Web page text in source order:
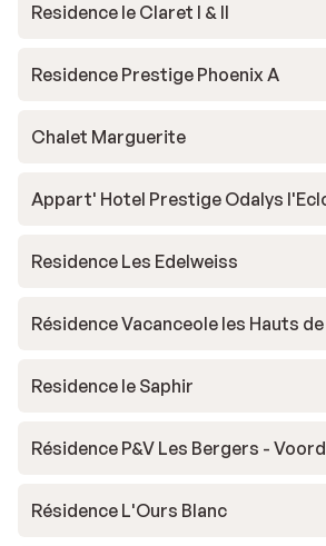
Residence le Claret I & II
Residence Prestige Phoenix A
Chalet Marguerite
Appart' Hotel Prestige Odalys
Residence Les Edelweiss
Résidence Vacanceole les Hauts
Residence le Saphir
Résidence P&V Les Bergers -
Résidence L'Ours Blanc